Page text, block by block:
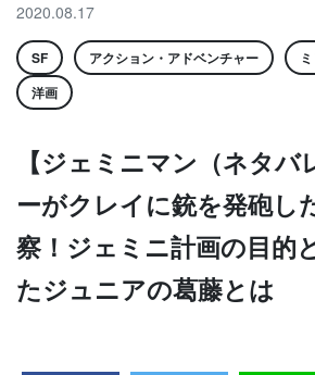
2020.08.17
SF アクション・アドベンチャー
洋画
【ジェミニマン（ネタバ
ーがクレイに銃を発砲し
察！ジェミニ計画の目的
たジュニアの葛藤とは